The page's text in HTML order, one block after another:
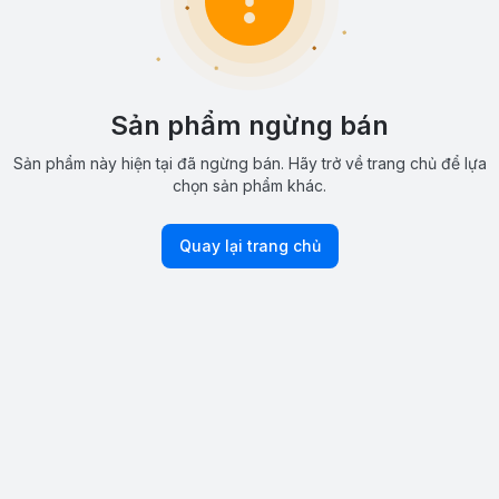
Sản phẩm ngừng bán
Sản phẩm này hiện tại đã ngừng bán. Hãy trở về trang chủ để lựa
chọn sản phẩm khác.
Quay lại trang chủ